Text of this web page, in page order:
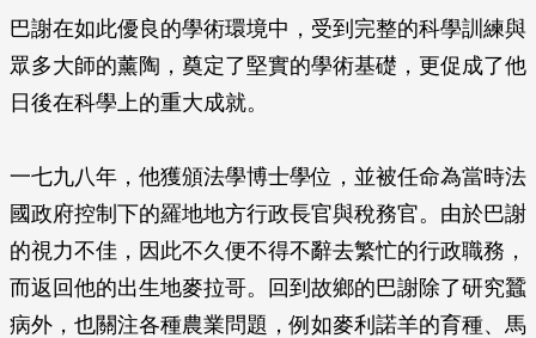
巴謝在如此優良的學術環境中，受到完整的科學訓練與
眾多大師的薰陶，奠定了堅實的學術基礎，更促成了他
日後在科學上的重大成就。
一七九八年，他獲頒法學博士學位，並被任命為當時法
國政府控制下的羅地地方行政長官與稅務官。由於巴謝
的視力不佳，因此不久便不得不辭去繁忙的行政職務，
而返回他的出生地麥拉哥。回到故鄉的巴謝除了研究蠶
病外，也關注各種農業問題，例如麥利諾羊的育種、馬